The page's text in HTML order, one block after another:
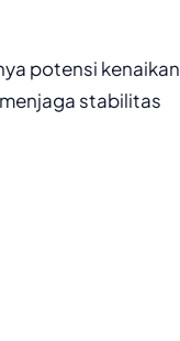
potensi kenaikan
stabilitas